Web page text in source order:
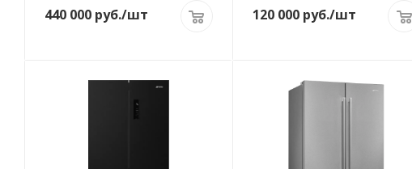
440 000 руб./шт 120 000руб./шт